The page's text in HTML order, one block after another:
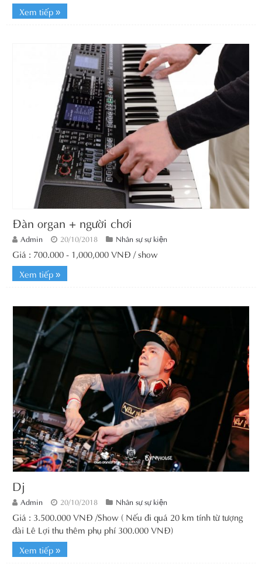
Xem tiếp »
Đàn organ + người chơi
Admin 20/10/2018 Nhân sự sự kiện
Giá : 700.000 - 1,000,000 VNĐ / show
Xem tiếp »
Dj
Admin 20/10/2018 Nhân sự sự kiện
Giá : 3.500.000 VNĐ /Show ( Nếu đi quá 20 km tính từ tượng
đài Lê Lợi thu thêm phụ phí 300.000 VNĐ)
Xem tiếp »